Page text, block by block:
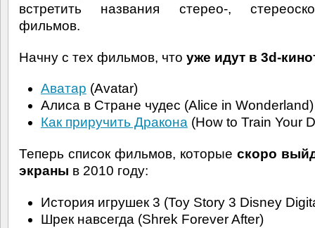
встретить названия стерео-,
фильмов.
Начну с тех фильмов, что уже идут в 3d-
Аватар (Avatar)
Алиса в Стране чудес (Alice in Wonderland)
Как приручить Дракона(How to Train Your
Теперь список фильмов, которые скоро
экраны в 2010 году:
История игрушек 3 (Toy Story 3 Disney
Шрек навсегда (Shrek Forever After)